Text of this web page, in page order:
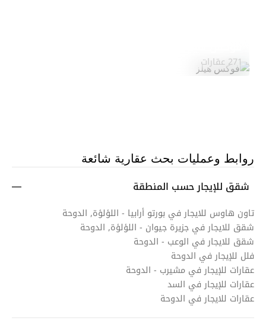
271 عقارات
روابط وعمليات بحث عقارية شائعة
شقق للإيجار حسب المنطقة
تاون هاوس للايجار في بورتو أرابيا - اللؤلؤة, الدوحة
شقق للايجار في جزيرة جيوان - اللؤلؤة, الدوحة
شقق للايجار في الوعب - الدوحة
فلل للإيجار في الدوحة
عقارات للإيجار في مشيرب - الدوحة
عقارات للإيجار في السد
عقارات للايجار في الدوحة